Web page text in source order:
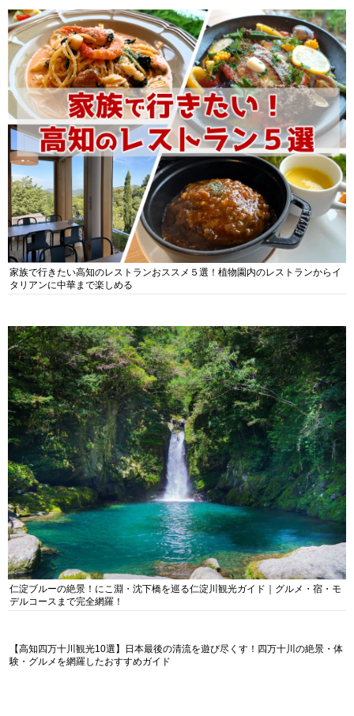
家族で行きたい高知のレストランおススメ５選！植物園内のレストランからイ
タリアンに中華まで楽しめる
仁淀ブルーの絶景！にこ淵・沈下橋を巡る仁淀川観光ガイド｜グルメ・宿・モ
デルコースまで完全網羅！
【高知四万十川観光10選】日本最後の清流を遊び尽くす！四万十川の絶景・体
験・グルメを網羅したおすすめガイド